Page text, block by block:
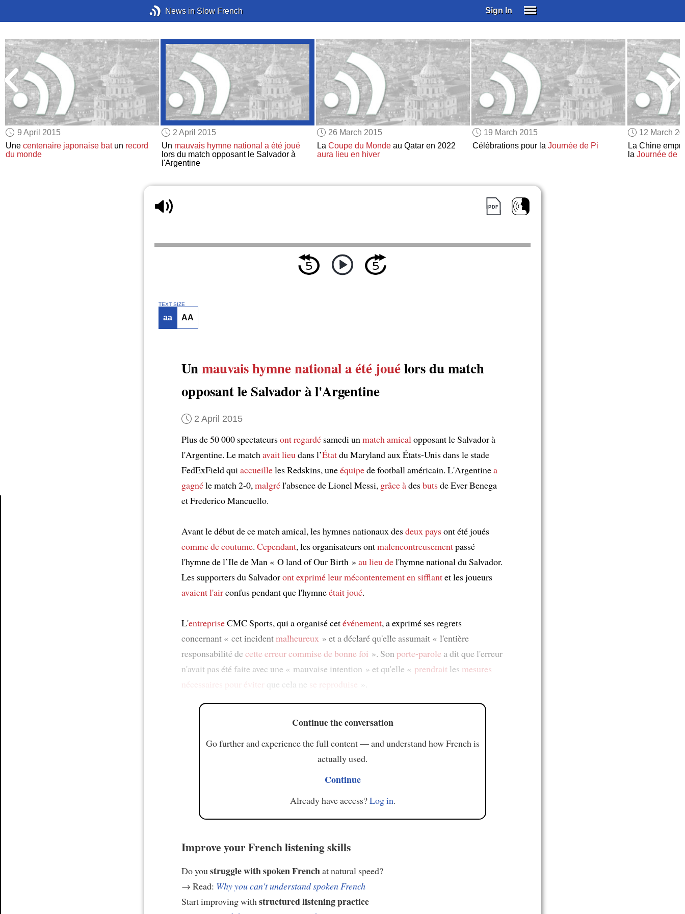
News in Slow French Sign In
SUBSCRIBE
EDUCATIONAL LICENSES
GIFT CARDS
OTHER LANGUAGES
ABOUT US
ALEXA
ADJUST COLORS
9 April 2015
Unecentenaire japonaise batun record
du monde
2 April 2015
Un mauvais hymne national a été joué
lors du match opposant le Salvador à
l'Argentine
26 March 2015
La Coupe du Mondeau Qatar en 2022
aura lieu en hiver
19 March 2015
Célébrations pour la Journée de Pi
12 March
La Chine
laJournée de
TEXT SIZE
aa AA
Unmauvais hymne nationala été jouélors du match
opposant le Salvador à l'Argentine
2 April 2015
Plus de 50 000 spectateursont regardé samedi unmatch amicalopposant le Salvador à
l'Argentine. Le matchavait lieudans l’Étatdu Maryland aux États-Unis dans le stade
FedExField quiaccueilleles Redskins, uneéquipede football américain. L'Argentinea
gagnéle match 2-0,malgrél'absence de Lionel Messi, grâce àdesbutsde Ever Benega
et Frederico Mancuello.
Avant le début de ce match amical, les hymnes nationaux desdeux paysont été joués
comme de coutume. Cependant, les organisateurs ontmalencontreusementpassé
l'hymne de l’Ile de Man « O land of Our Birth » au lieu del'hymne national du Salvador.
Les supporters du Salvadoront expriméleur mécontentementen sifflantet les joueurs
avaient l'airconfus pendant que l'hymneétait joué.
L'entrepriseCMC Sports, qui a organisé cetévénement, a exprimé ses regrets
concernant « cet incidentmalheureux » et a déclaré qu'elle assumait « l'entière
responsabilité decette erreur commise de bonne foi ». Son porte-parolea dit que l'erreur
n'avait pas été faite avec une « mauvaise intention » et qu'elle « prendrait les mesures
nécessaires pour éviter que cela ne se reproduise ».
Continue the conversation
Go further and experience the full content — and understand how French is
actually used.
Continue
Already have access?Log in.
Improve your French listening skills
Do youstruggle with spoken Frenchat natural speed?
→ Read: Why you can't understand spoken French
Start improving withstructured listening practice